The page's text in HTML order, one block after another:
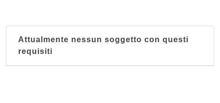
Attualmente nessun soggetto con questi
requisiti